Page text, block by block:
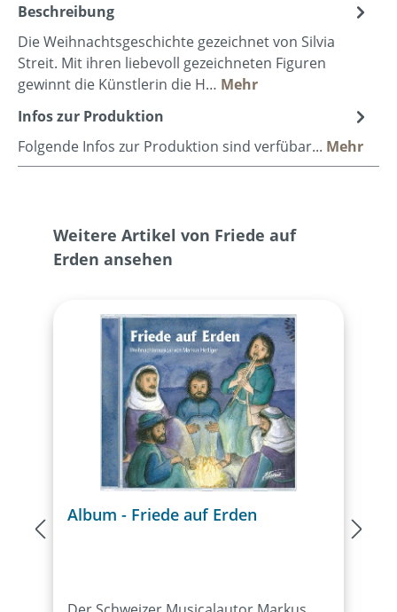
Beschreibung
Die Weihnachtsgeschichte gezeichnet von Silvia
Streit. Mit ihren liebevoll gezeichneten Figuren
gewinnt die Künstlerin die H… Mehr
Infos zur Produktion
Folgende Infos zur Produktion sind verfübar... Mehr
Produktgalerie überspringen
Weitere Artikel von Friede auf
Erden ansehen
Album - Friede auf Erden